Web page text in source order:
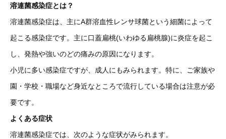
溶連菌感染症とは？
溶連菌感染症は、主にA群溶血性レンサ球菌という細菌によって
起こる感染症です。主に口蓋扁桃(いわゆる扁桃腺)に炎症を起こ
し、発熱や強いのどの痛みの原因になります。
小児に多い感染症ですが、成人にもみられます。特に、ご家族や
園・学校・職場など身近なところで流行している場合は注意が必
要です。
よくある症状
溶連菌感染症では、次のような症状がみられます。